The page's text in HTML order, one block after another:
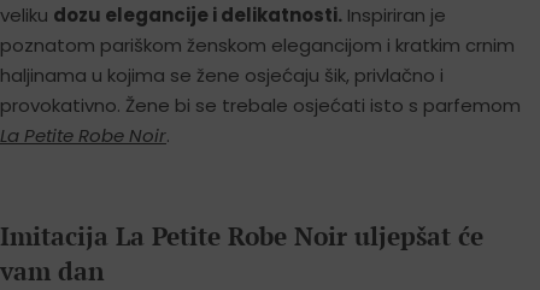
veliku dozu elegancije i delikatnosti. Inspiriran je
poznatom pariškom ženskom elegancijom i kratkim crnim
haljinama u kojima se žene osjećaju šik, privlačno i
provokativno. Žene bi se trebale osjećati isto s parfemom
La Petite Robe Noir.
Imitacija La Petite Robe Noir uljepšat će
vam dan